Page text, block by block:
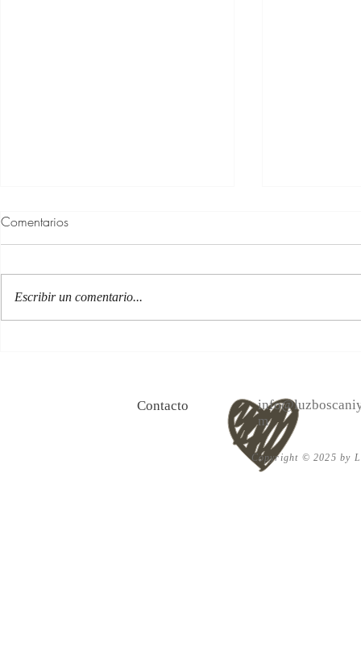
Comentarios
Escribir un comentario...
Contacto
m
Copyright © 2025 by